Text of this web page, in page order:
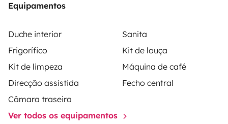
Equipamentos
Duche interior
Sanita
Frigorífico
Kit de louça
Kit de limpeza
Máquina de café
Direcção assistida
Fecho central
Câmara traseira
Ver todos os equipamentos